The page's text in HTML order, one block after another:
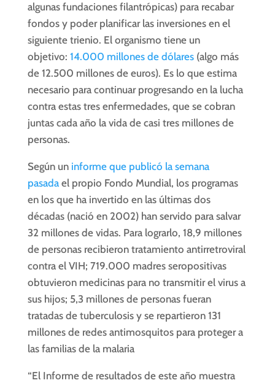
algunas fundaciones filantrópicas) para recabar
fondos y poder planificar las inversiones en el
siguiente trienio. El organismo tiene un
objetivo: 14.000 millones de dólares(algo más
de 12.500 millones de euros). Es lo que estima
necesario para continuar progresando en la lucha
contra estas tres enfermedades, que se cobran
juntas cada año la vida de casi tres millones de
personas.
Según un informe que publicó la semana
pasadael propio Fondo Mundial, los programas
en los que ha invertido en las últimas dos
décadas (nació en 2002) han servido para salvar
32 millones de vidas. Para lograrlo, 18,9 millones
de personas recibieron tratamiento antirretroviral
contra el VIH; 719.000 madres seropositivas
obtuvieron medicinas para no transmitir el virus a
sus hijos; 5,3 millones de personas fueran
tratadas de tuberculosis y se repartieron 131
millones de redes antimosquitos para proteger a
las familias de la malaria
“El Informe de resultados de este año muestra